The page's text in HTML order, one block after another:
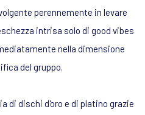
perennemente in levare
intrisa solo di good vibes
nella dimensione
del gruppo.
di dischi d'oro e di platino grazie